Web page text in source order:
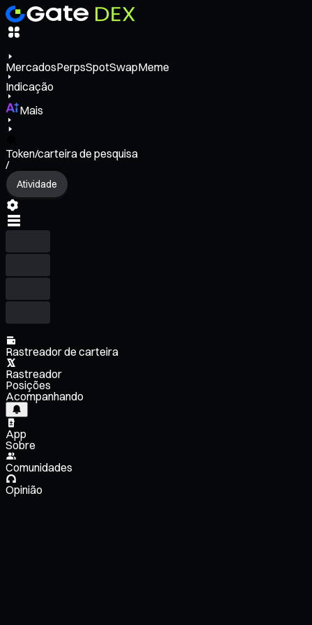
MercadosPerpsSpotSwapMeme
Indicação
Mais
Token/carteira de pesquisa
/
Atividade
Rastreador de carteira
Rastreador
Posições
Acompanhando
App
Sobre
Comunidades
Opinião